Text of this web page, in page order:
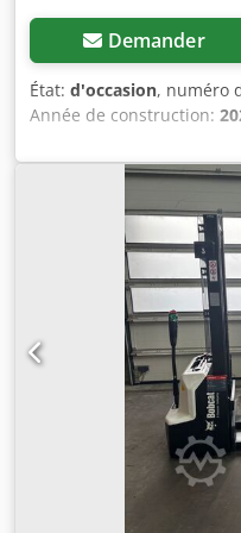
Demander
État: d'occasion, numéro
Année de construction:
4 710 mm, levée libre:1
, type
, hauteur de
de la batterie:48 V,
taille du pneu avant:23X9-
, poids total:3 552 kg,
4880-01823
lithium. Cjdpfey Hau Isx